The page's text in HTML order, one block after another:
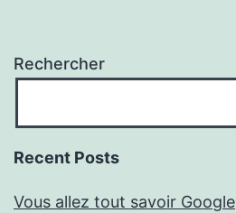
Rechercher
Recent Posts
Vous allez tout savoir Google